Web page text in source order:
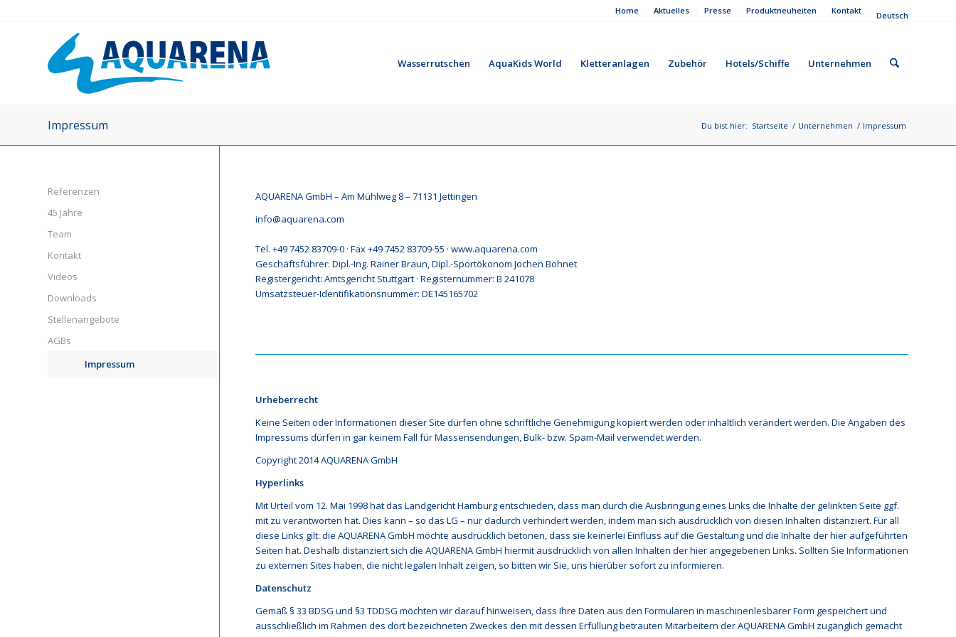
Home Aktuelles Presse Produktneuheiten Kontakt Deutsch
Wasserrutschen AquaKids World Kletteranlagen Zubehör Hotels/Schiffe Unternehmen
Impressum Du bist hier: Startseite / Unternehmen / Impressum
AQUARENA GmbH – Am Mühlweg 8 – 71131 Jettingen
info@aquarena.com
Tel. +49 7452 83709-0 · Fax +49 7452 83709-55 · www.aquarena.com
Geschäftsführer: Dipl.-Ing. Rainer Braun, Dipl.-Sportökonom Jochen Bohnet
Registergericht: Amtsgericht Stuttgart · Registernummer: B 241078
Umsatzsteuer-Identifikationsnummer: DE145165702
Urheberrecht
Keine Seiten oder Informationen dieser Site dürfen ohne schriftliche Genehmigung kopiert werden oder inhaltlich verändert werden. Die Angaben des
Impressums dürfen in gar keinem Fall für Massensendungen, Bulk- bzw. Spam-Mail verwendet werden.
Copyright 2014 AQUARENA GmbH
Hyperlinks
Mit Urteil vom 12. Mai 1998 hat das Landgericht Hamburg entschieden, dass man durch die Ausbringung eines Links die Inhalte der gelinkten Seite ggf.
mit zu verantworten hat. Dies kann – so das LG – nur dadurch verhindert werden, indem man sich ausdrücklich von diesen Inhalten distanziert. Für all
diese Links gilt: die AQUARENA GmbH möchte ausdrücklich betonen, dass sie keinerlei Einfluss auf die Gestaltung und die Inhalte der hier aufgeführten
Seiten hat. Deshalb distanziert sich die AQUARENA GmbH hiermit ausdrücklich von allen Inhalten der hier angegebenen Links. Sollten Sie Informationen
zu externen Sites haben, die nicht legalen Inhalt zeigen, so bitten wir Sie, uns hierüber sofort zu informieren.
Datenschutz
Gemäß § 33 BDSG und §3 TDDSG möchten wir darauf hinweisen, dass Ihre Daten aus den Formularen in maschinenlesbarer Form gespeichert und
ausschließlich im Rahmen des dort bezeichneten Zweckes den mit dessen Erfüllung betrauten Mitarbeitern der AQUARENA GmbH zugänglich gemacht
Referenzen
45 Jahre
Team
Kontakt
Videos
Downloads
Stellenangebote
AGBs
Impressum